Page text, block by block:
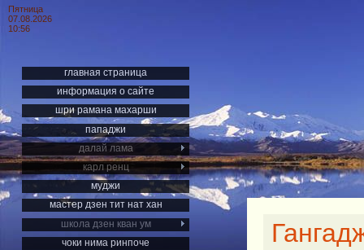
Пятница
07.08.2026
10:56
главная страница
информация о сайте
шри рамана махарши
пападжи
далай лама
карл ренц
муджи
мастер дзен тит нат хан
школа дзен кван ум
чоки нима ринпоче